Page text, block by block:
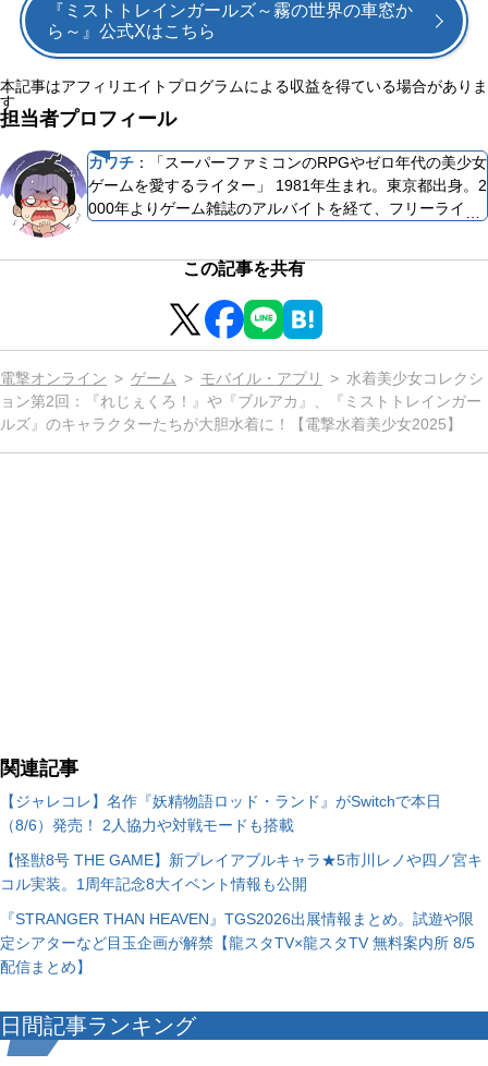
『ミストトレインガールズ～霧の世界の車窓か
ら～』公式Xはこちら
本記事はアフィリエイトプログラムによる収益を得ている場合がありま
す
担当者プロフィール
カワチ ：
「スーパーファミコンのRPGやゼロ年代の美少女
ゲームを愛するライター」 1981年生まれ。東京都出身。2
000年よりゲーム雑誌のアルバイトを経て、フリーライタ
資料集 Here Without You』（KADOKAWA）など多数。 ア
ドベンチャーゲームやRPGなどのジャンルを好み、オール
タイムベストは『東京魔人學園剣風帖』。ほかに思い入れ
HANNEL』など。ゲーム歴：37年。知識：スーパーファミ
コン時代のRPGやゼロ年代美少女ゲームへの造詣が深い。
この記事を共有
電撃オンライン ゲーム モバイル・アプリ
水着美少女コレクシ
ョン第2回：『れじぇくろ！』や『ブルアカ』、『ミストトレインガー
ルズ』のキャラクターたちが大胆水着に！【電撃水着美少女2025】
関連記事
【ジャレコレ】名作『妖精物語ロッド・ランド』がSwitchで本日
（8/6）発売！ 2人協力や対戦モードも搭載
【怪獣8号 THE GAME】新プレイアブルキャラ★5市川レノや四ノ宮キ
コル実装。1周年記念8大イベント情報も公開
『STRANGER THAN HEAVEN』TGS2026出展情報まとめ。試遊や限
定シアターなど目玉企画が解禁【龍スタTV×龍スタTV 無料案内所 8/5
配信まとめ】
日間記事ランキング